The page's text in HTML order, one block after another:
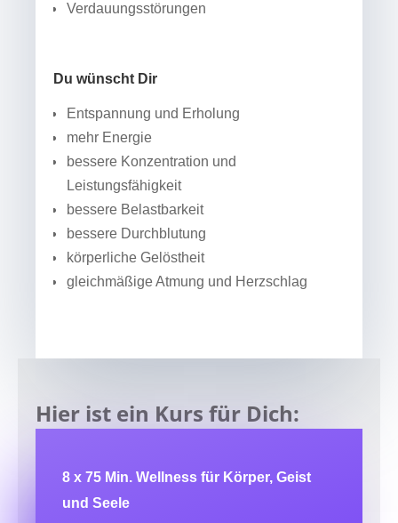
Verdauungsstörungen
Du wünscht Dir
Entspannung und Erholung
mehr Energie
bessere Konzentration und
Leistungsfähigkeit
bessere Belastbarkeit
bessere Durchblutung
körperliche Gelöstheit
gleichmäßige Atmung und Herzschlag
Hier ist ein Kurs für Dich:
8 x 75 Min. Wellness für Körper, Geist
und Seele